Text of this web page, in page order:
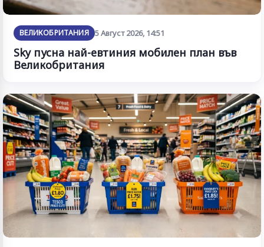
ВЕЛИКОБРИТАНИЯ 5 Август 2026, 14:51
Sky пусна най-евтиния мобилен план във
Великобритания